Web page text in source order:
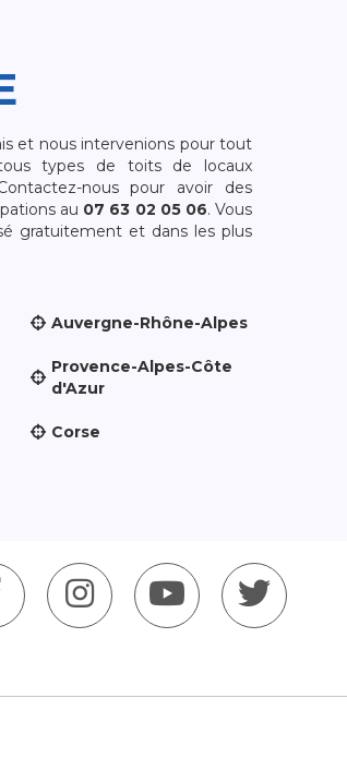
et nous intervenions pour tout
types de toits de locaux
nous pour avoir des
au 07 63 02 05 06. Vous
gratuitement et dans les plus
Auvergne-Rhône-Alpes
Provence-Alpes-Côte
d'Azur
Corse